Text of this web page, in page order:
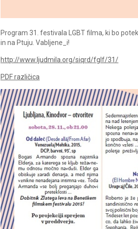
Program 31. festivala LGBT filma, ki bo
in na Ptuju. Vabljene_i!
http://www.ljudmila.org/siqrd/fglf/31/
PDF različica